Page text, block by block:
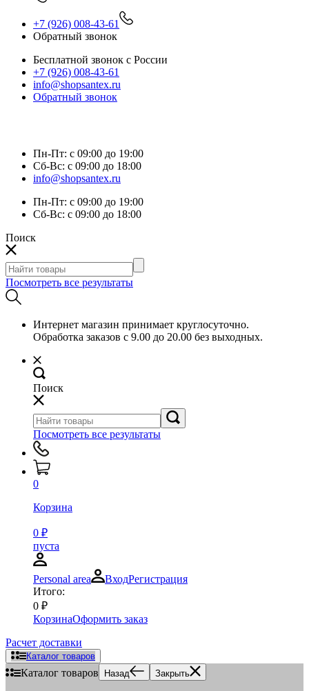
+7 (926) 008-43-61
Обратный звонок
Бесплатной звонок с России
+7 (926) 008-43-61
info@shopsantex.ru
Обратный звонок
Пн-Пт: с 09:00 до 19:00
Сб-Вс: с 09:00 до 18:00
info@shopsantex.ru
Пн-Пт: с 09:00 до 19:00
Сб-Вс: с 09:00 до 18:00
Поиск
Посмотреть все результаты
Интернет магазин принимает круглосуточно.
Обработка заказов с 9.00 до 20.00 без выходных.
Поиск
Посмотреть все результаты
0
Корзина
0 ₽
пуста
Personal area ВходРегистрация
Итого:
0 ₽
КорзинаОформить заказ
Расчет доставки
Каталог товаров
Каталог товаров Назад Закрыть